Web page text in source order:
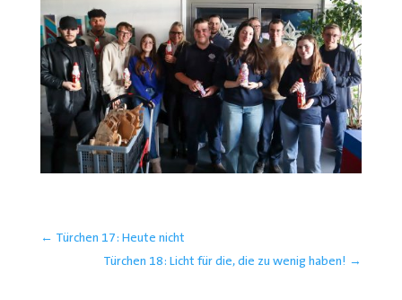
← Türchen 17: Heute nicht
Türchen 18: Licht für die, die zu wenig haben! →